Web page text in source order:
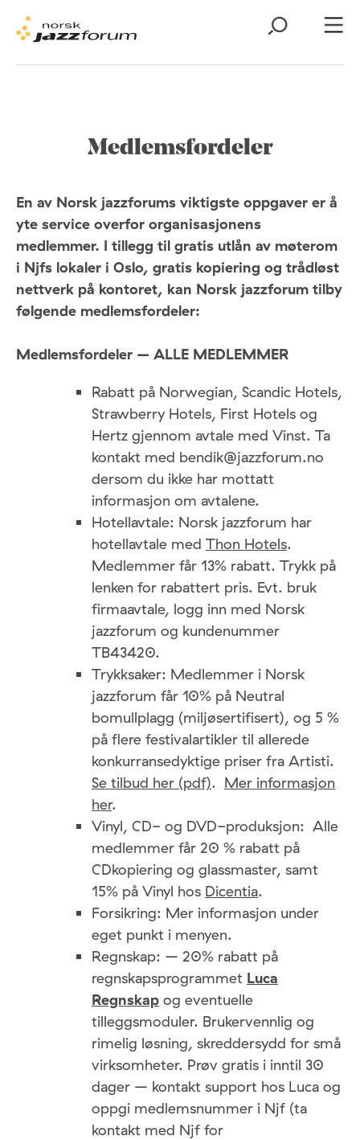
Medlemsfordeler
En av Norsk jazzforums viktigste oppgaver er å
yte service overfor organisasjonens
medlemmer. I tillegg til gratis utlån av møterom
i Njfs lokaler i Oslo, gratis kopiering og trådløst
nettverk på kontoret, kan Norsk jazzforum tilby
følgende medlemsfordeler:
Medlemsfordeler – ALLE MEDLEMMER
Rabatt på Norwegian, Scandic Hotels,
Strawberry Hotels, First Hotels og
Hertz gjennom avtale med Vinst. Ta
kontakt med bendik@jazzforum.no
dersom du ikke har mottatt
informasjon om avtalene.
Hotellavtale: Norsk jazzforum har
hotellavtale med Thon Hotels.
Medlemmer får 13% rabatt. Trykk på
lenken for rabattert pris. Evt. bruk
firmaavtale, logg inn med Norsk
jazzforum og kundenummer
TB43420.
Trykksaker: Medlemmer i Norsk
jazzforum får 10% på Neutral
bomullplagg (miljøsertifisert), og 5 %
på flere festivalartikler til allerede
konkurransedyktige priser fra Artisti.
Se tilbud her (pdf). Mer informasjon
her.
Vinyl, CD- og DVD-produksjon: Alle
medlemmer får 20 % rabatt på
CDkopiering og glassmaster, samt
15% på Vinyl hos Dicentia.
Forsikring: Mer informasjon under
eget punkt i menyen.
Regnskap: – 20% rabatt på
regnskapsprogrammet Luca
Regnskap og eventuelle
tilleggsmoduler. Brukervennlig og
rimelig løsning, skreddersydd for små
virksomheter. Prøv gratis i inntil 30
dager – kontakt support hos Luca og
oppgi medlemsnummer i Njf (ta
kontakt med Njf for